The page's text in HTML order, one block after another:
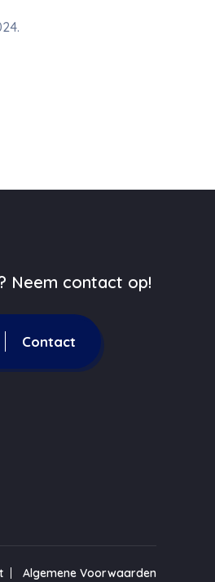
Neem contact op!
Contact
Algemene Voorwaarden